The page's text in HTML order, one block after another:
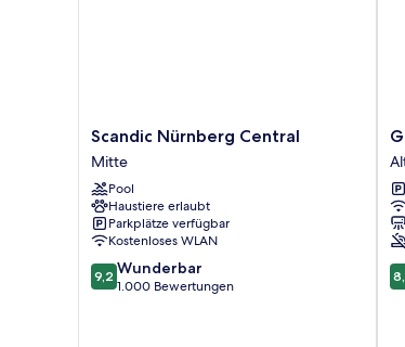
Scandic
Nürnberg
Central
Mitte
Scandic Nürnberg Central
Mitte
Pool
Haustiere erlaubt
Parkplätze verfügbar
Kostenloses WLAN
9.2
von
9,2 Wunderbar
1.000 Bewertungen